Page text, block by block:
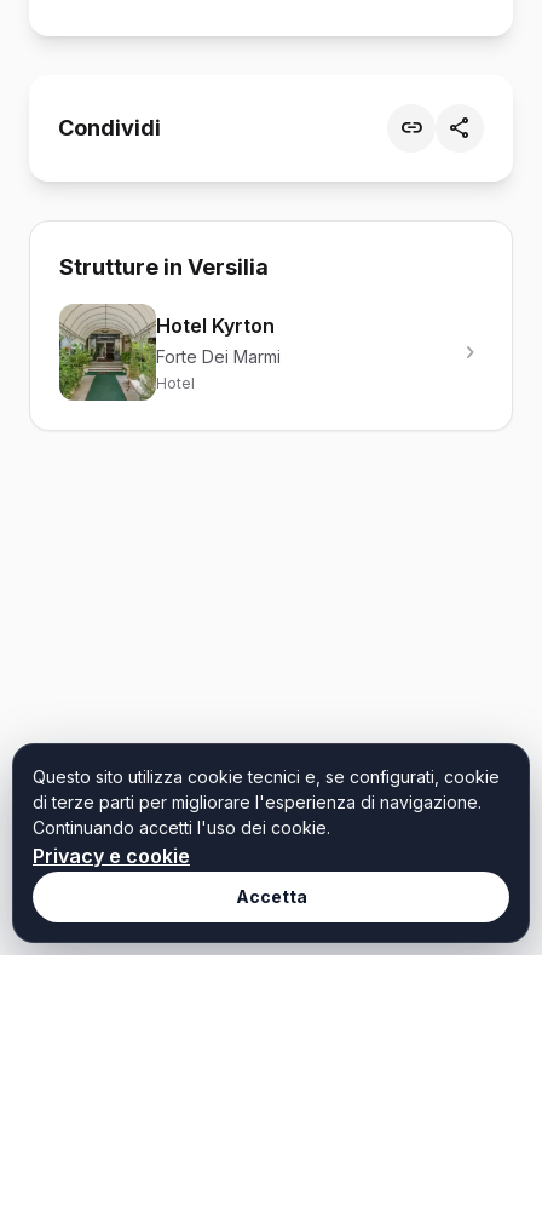
Questo sito utilizza cookie tecnici e, se configurati, cookie
di terze parti per migliorare l'esperienza di navigazione.
Continuando accetti l'uso dei cookie.
Privacy e cookie
Accetta
Condividi
Strutture in Versilia
Hotel Kyrton
Forte Dei Marmi
Hotel